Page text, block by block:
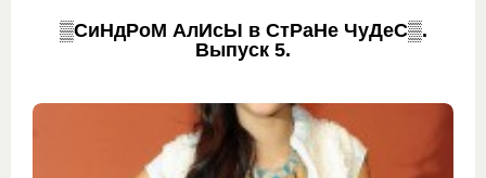
▒СиНдРоМ АлИсЫ в СтРаНе ЧуДеС▒.
Выпуск 5.